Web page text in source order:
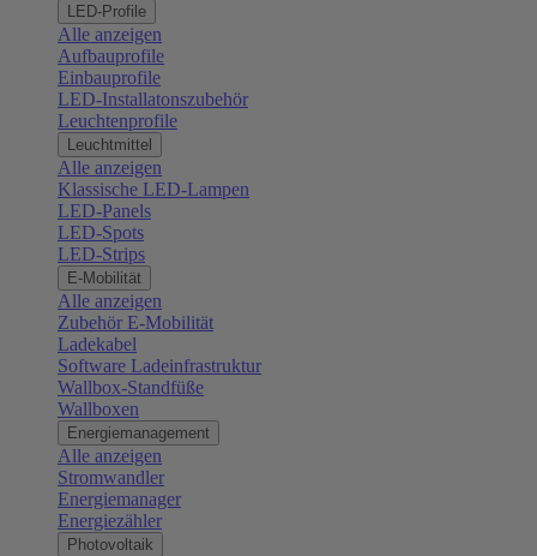
LED-Profile
Alle anzeigen
Aufbauprofile
Einbauprofile
LED-Installatonszubehör
Leuchtenprofile
Leuchtmittel
Alle anzeigen
Klassische LED-Lampen
LED-Panels
LED-Spots
LED-Strips
E-Mobilität
Alle anzeigen
Zubehör E-Mobilität
Ladekabel
Software Ladeinfrastruktur
Wallbox-Standfüße
Wallboxen
Energiemanagement
Alle anzeigen
Stromwandler
Energiemanager
Energiezähler
Photovoltaik